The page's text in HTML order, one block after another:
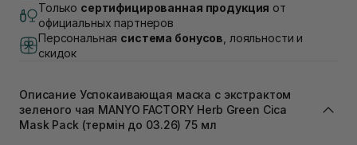
Самовывоз г. Львов, ул. Академика Подстригача,
1В (Duck's Lake)
Нет в наличии!
Самовывоз Львов (Ивана Франко 36)
Самовывоз г. Львов ул. Степана Бандеры 43
Нет в наличии!
Самовывоз Ровно
Только сертифицированная продукция от
официальных партнеров
Персональная система бонусов , лояльности и
скидок
Описание Успокаивающая маска с экстрактом
зеленого чая MANYO FACTORY Herb Green Cica
Mask Pack (термін до 03.26) 75 мл